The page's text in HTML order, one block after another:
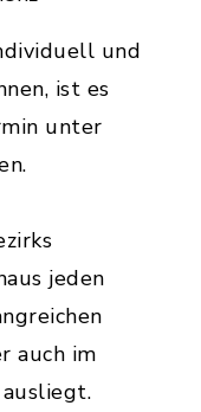
und
ist es
unter
jeden
auch im